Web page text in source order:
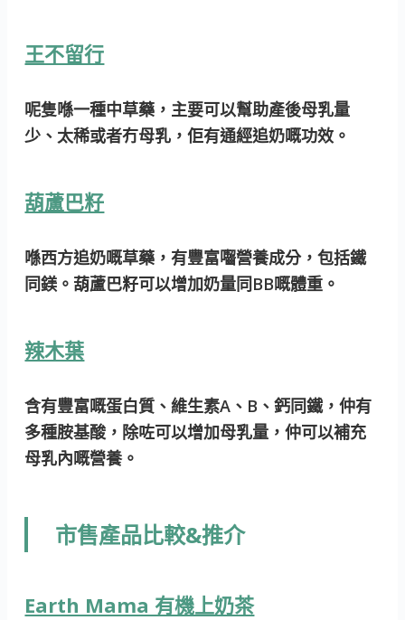
王不留行
呢隻喺一種中草藥，主要可以幫助產後母乳量
少、太稀或者冇母乳，佢有通經追奶嘅功效。
葫蘆巴籽
喺西方追奶嘅草藥，有豐富囓營養成分，包括鐵
同鎂。葫蘆巴籽可以增加奶量同BB嘅體重。
辣木葉
含有豐富嘅蛋白質、維生素A、B、鈣同鐵，仲有
多種胺基酸，除咗可以增加母乳量，仲可以補充
母乳內嘅營養。
市售產品比較&推介
Earth Mama 有機上奶茶